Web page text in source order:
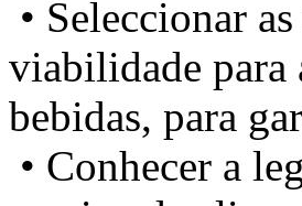
• Seleccionar
viabilidade para
bebidas, para
• Conhecer a